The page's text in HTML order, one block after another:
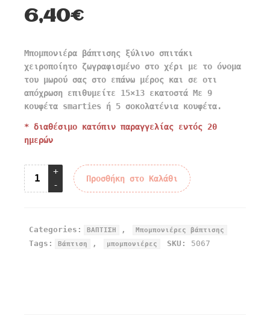
6,40€
Μπομπονιέρα βάπτισης ξύλινο σπιτάκι
χειροποίητο ζωγραφισμένο στο χέρι με το όνομα
του μωρού σας στο επάνω μέρος και σε οτι
απόχρωση επιθυμείτε 15×13 εκατοστά Με 9
κουφέτα smarties ή 5 σοκολατένια κουφέτα.
* διαθέσιμο κατόπιν παραγγελίας εντός 20
ημερών
Προσθήκη στο Καλάθι
Categories: ΒΑΠΤΙΣΗ , Μπομπονιέρες βάπτισης
Tags: Βάπτιση , μπομπονιέρες SKU: 5067